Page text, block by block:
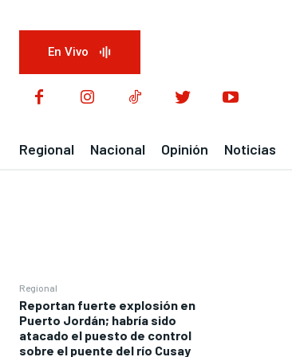
En Vivo
Regional Nacional Opinión Noticias
Regional
Reportan fuerte explosión en
Puerto Jordán; habría sido
atacado el puesto de control
sobre el puente del río Cusay